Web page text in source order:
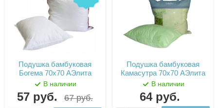
Подушка бамбуковая
Богема 70х70 АЭлита
В наличии
57 руб. 67руб.
Подушка бамбуковая
Камасутра 70х70 АЭлита
В наличии
64руб.